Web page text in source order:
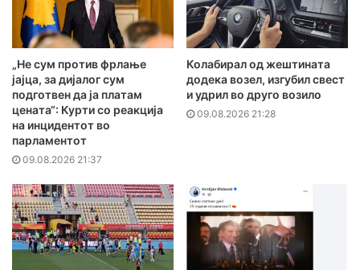
„Не сум против фрлање
јајца, за дијалог сум
подготвен да ја платам
цената“: Курти со реакција
на инцидентот во
парламентот
09.08.2026 21:37
Колабирал од жештината
додека возел, изгубил свест
и удрил во друго возило
09.08.2026 21:28